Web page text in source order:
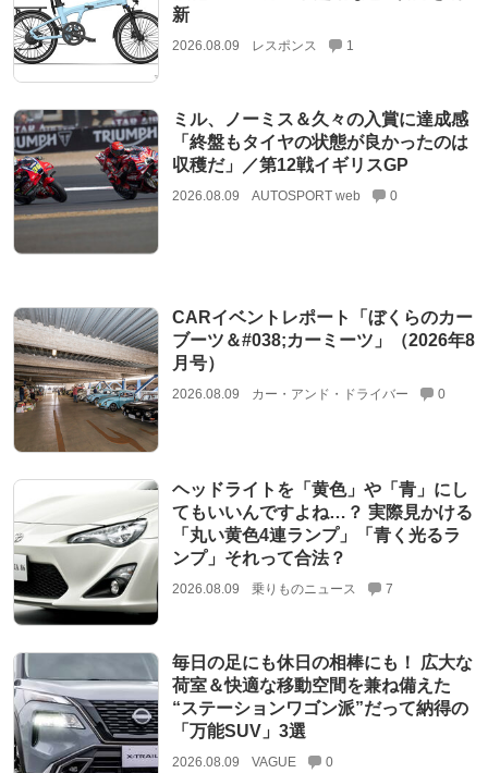
新
2026.08.09 レスポンス 1
ミル、ノーミス＆久々の入賞に達成感
「終盤もタイヤの状態が良かったのは
収穫だ」／第12戦イギリスGP
2026.08.09 AUTOSPORT web 0
CARイベントレポート「ぼくらのカー
ブーツ＆#038;カーミーツ」（2026年8
月号）
2026.08.09 カー・アンド・ドライバー 0
ヘッドライトを「黄色」や「青」にし
てもいいんですよね…？ 実際見かける
「丸い黄色4連ランプ」「青く光るラ
ンプ」それって合法？
2026.08.09 乗りものニュース 7
毎日の足にも休日の相棒にも！ 広大な
荷室＆快適な移動空間を兼ね備えた
“ステーションワゴン派”だって納得の
「万能SUV」3選
2026.08.09 VAGUE 0